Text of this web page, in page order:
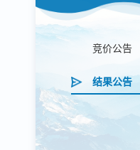
竞价公告
结果公告